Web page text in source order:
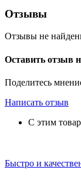
Отзывы
Отзывы не
Оставить отзыв
Поделитесь
Написать отзыв
С этим
Быстро и